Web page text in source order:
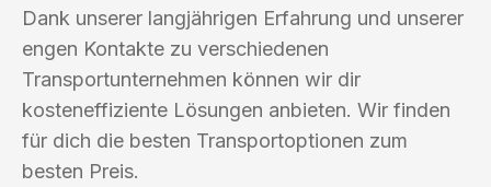
Dank unserer langjährigen Erfahrung und unserer
engen Kontakte zu verschiedenen
Transportunternehmen können wir dir
kosteneffiziente Lösungen anbieten. Wir finden
für dich die besten Transportoptionen zum
besten Preis.